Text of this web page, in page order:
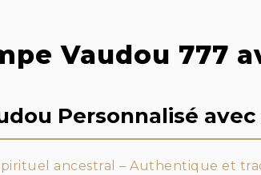
Vaudou 777
Personnalisé
ancestral – Authentique et